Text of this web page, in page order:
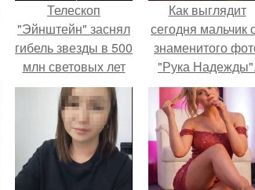
Телескоп
"Эйнштейн" заснял
гибель звезды в 500
млн световых лет
от земли.
Как выглядит
сегодня мальчик
знаменитого
"Рука Надежды".